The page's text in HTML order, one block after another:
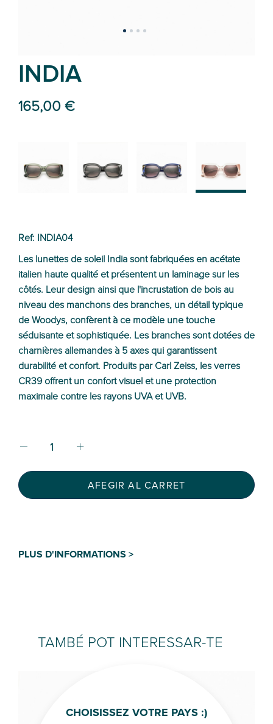
INDIA
165,00 €
Ref: INDIA04
Les lunettes de soleil India sont fabriquées en acétate
italien haute qualité et présentent un laminage sur les
côtés. Leur design ainsi que l'incrustation de bois au
niveau des manchons des branches, un détail typique
de Woodys, confèrent à ce modèle une touche
séduisante et sophistiquée. Les branches sont dotées de
charnières allemandes à 5 axes qui garantissent
durabilité et confort. Produits par Carl Zeiss, les verres
CR39 offrent un confort visuel et une protection
maximale contre les rayons UVA et UVB.
AFEGIR AL CARRET
PLUS D'INFORMATIONS >
TAMBÉ POT INTERESSAR-TE
CHOISISSEZ VOTRE PAYS :)